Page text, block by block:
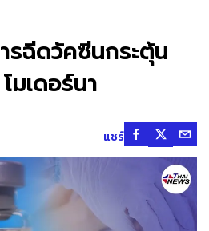
รฉีดวัคซีนกระตุ้น
มเดอร์นา
แชร์